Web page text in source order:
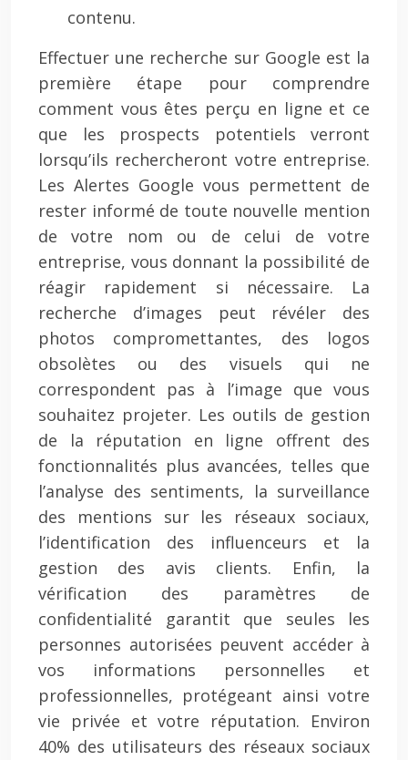
contenu.
Effectuer une recherche sur Google est la
première étape pour comprendre
comment vous êtes perçu en ligne et ce
que les prospects potentiels verront
lorsqu’ils rechercheront votre entreprise.
Les Alertes Google vous permettent de
rester informé de toute nouvelle mention
de votre nom ou de celui de votre
entreprise, vous donnant la possibilité de
réagir rapidement si nécessaire. La
recherche d’images peut révéler des
photos compromettantes, des logos
obsolètes ou des visuels qui ne
correspondent pas à l’image que vous
souhaitez projeter. Les outils de gestion
de la réputation en ligne offrent des
fonctionnalités plus avancées, telles que
l’analyse des sentiments, la surveillance
des mentions sur les réseaux sociaux,
l’identification des influenceurs et la
gestion des avis clients. Enfin, la
vérification des paramètres de
confidentialité garantit que seules les
personnes autorisées peuvent accéder à
vos informations personnelles et
professionnelles, protégeant ainsi votre
vie privée et votre réputation. Environ
40% des utilisateurs des réseaux sociaux